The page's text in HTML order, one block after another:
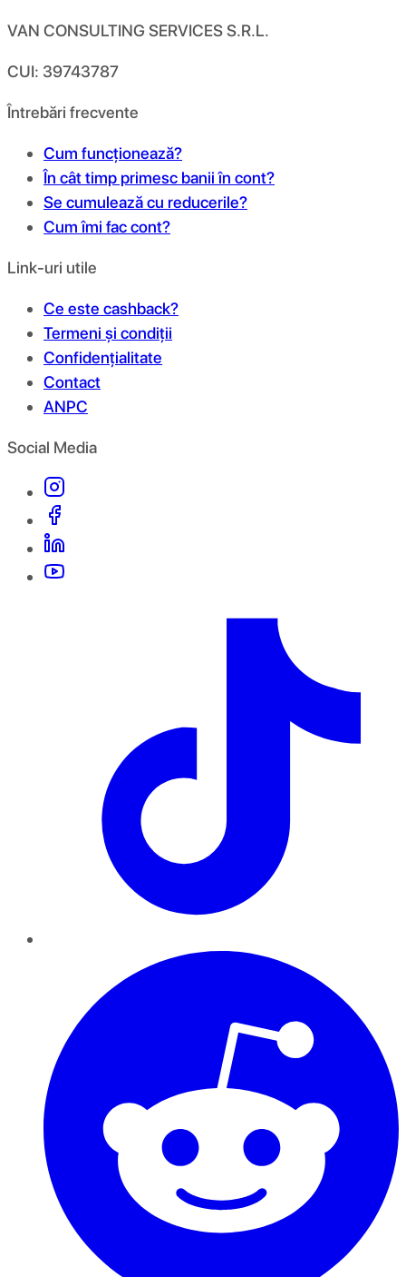
VAN CONSULTING SERVICES S.R.L.
CUI: 39743787
Întrebări frecvente
Cum funcționează?
În cât timp primesc banii în cont?
Se cumulează cu reducerile?
Cum îmi fac cont?
Link-uri utile
Ce este cashback?
Termeni și condiții
Confidențialitate
Contact
ANPC
Social Media